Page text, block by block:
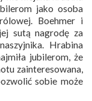
jako osoba
Boehmer i
sutą nagrodę za
Hrabina
jubilerom, że
zainteresowana,
sobie może